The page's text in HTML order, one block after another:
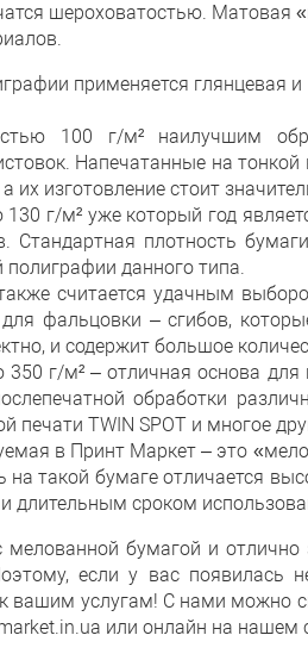
шероховатостью. Матовая
применяется глянцевая
100 г/м² наилучшим
Напечатанные на
их изготовление стоит
г/м² уже который год
Стандартная плотность
данного типа.
считается удачным
фальцовки – сгибов,
и содержит большое
г/м² – отличная основа
обработки
печати TWIN SPOT и многое
в Принт Маркет – это
такой бумаге отличается
сроком
бумагой и отлично
если у вас
вашим услугам! С нами можно
или онлайн на нашем